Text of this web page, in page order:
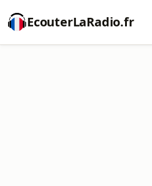
EcouterLaRadio.fr